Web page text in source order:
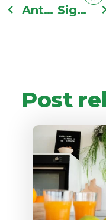
Anterior Siguiente
Post